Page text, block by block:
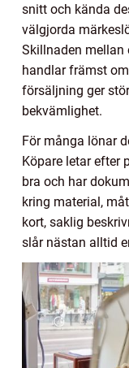
snitt och kända
välgjorda
Skillnaden
handlar främst
försäljning ger
bekvämlighet.
För många lönar
Köpare letar efter
bra och har
kring material,
kort, saklig
slår nästan alltid